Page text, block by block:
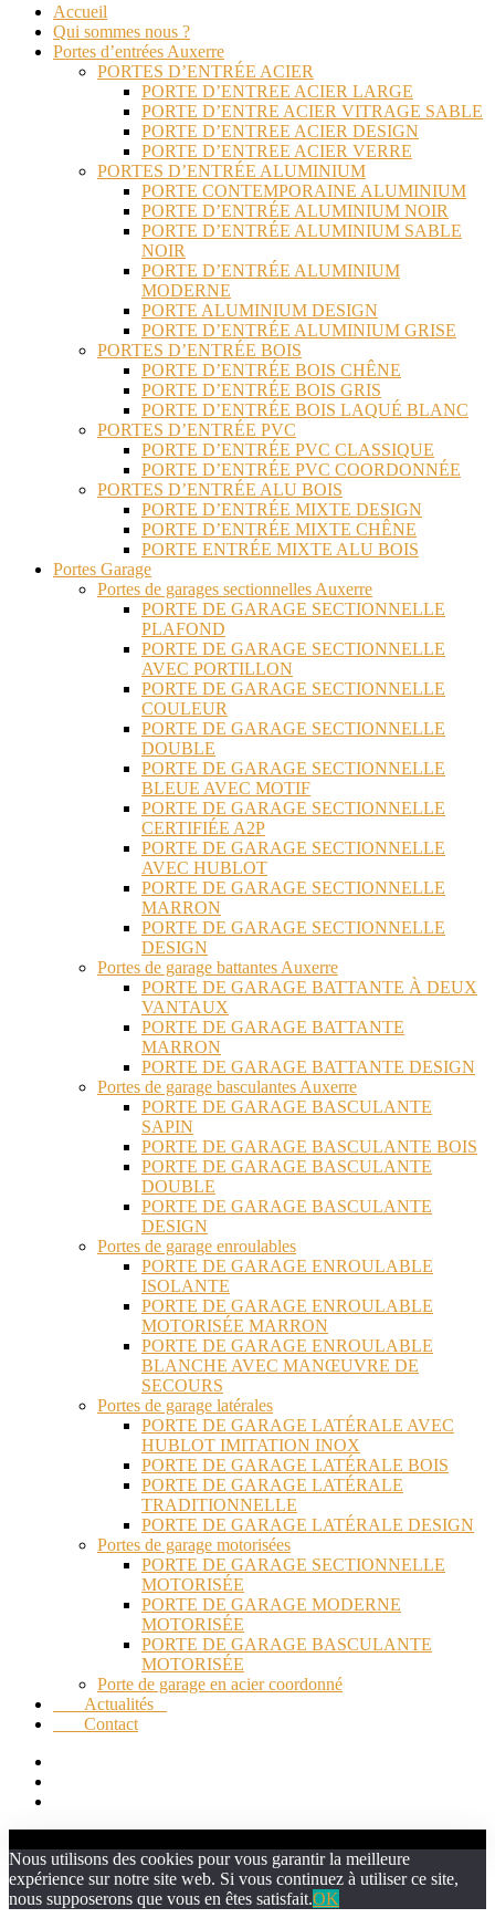
Accueil
Qui sommes nous ?
Portes d’entrées Auxerre
PORTES D’ENTRÉE ACIER
PORTE D’ENTREE ACIER LARGE
PORTE D’ENTRE ACIER VITRAGE SABLE
PORTE D’ENTREE ACIER DESIGN
PORTE D’ENTREE ACIER VERRE
PORTES D’ENTRÉE ALUMINIUM
PORTE CONTEMPORAINE ALUMINIUM
PORTE D’ENTRÉE ALUMINIUM NOIR
PORTE D’ENTRÉE ALUMINIUM SABLE
NOIR
PORTE D’ENTRÉE ALUMINIUM
MODERNE
PORTE ALUMINIUM DESIGN
PORTE D’ENTRÉE ALUMINIUM GRISE
PORTES D’ENTRÉE BOIS
PORTE D’ENTRÉE BOIS CHÊNE
PORTE D’ENTRÉE BOIS GRIS
PORTE D’ENTRÉE BOIS LAQUÉ BLANC
PORTES D’ENTRÉE PVC
PORTE D’ENTRÉE PVC CLASSIQUE
PORTE D’ENTRÉE PVC COORDONNÉE
PORTES D’ENTRÉE ALU BOIS
PORTE D’ENTRÉE MIXTE DESIGN
PORTE D’ENTRÉE MIXTE CHÊNE
PORTE ENTRÉE MIXTE ALU BOIS
Portes Garage
Portes de garages sectionnelles Auxerre
PORTE DE GARAGE SECTIONNELLE
PLAFOND
PORTE DE GARAGE SECTIONNELLE
AVEC PORTILLON
PORTE DE GARAGE SECTIONNELLE
COULEUR
PORTE DE GARAGE SECTIONNELLE
DOUBLE
PORTE DE GARAGE SECTIONNELLE
BLEUE AVEC MOTIF
PORTE DE GARAGE SECTIONNELLE
CERTIFIÉE A2P
PORTE DE GARAGE SECTIONNELLE
AVEC HUBLOT
PORTE DE GARAGE SECTIONNELLE
MARRON
PORTE DE GARAGE SECTIONNELLE
DESIGN
Portes de garage battantes Auxerre
PORTE DE GARAGE BATTANTE À DEUX
VANTAUX
PORTE DE GARAGE BATTANTE
MARRON
PORTE DE GARAGE BATTANTE DESIGN
Portes de garage basculantes Auxerre
PORTE DE GARAGE BASCULANTE
SAPIN
PORTE DE GARAGE BASCULANTE BOIS
PORTE DE GARAGE BASCULANTE
DOUBLE
PORTE DE GARAGE BASCULANTE
DESIGN
Portes de garage enroulables
PORTE DE GARAGE ENROULABLE
ISOLANTE
PORTE DE GARAGE ENROULABLE
MOTORISÉE MARRON
PORTE DE GARAGE ENROULABLE
BLANCHE AVEC MANŒUVRE DE
SECOURS
Portes de garage latérales
PORTE DE GARAGE LATÉRALE AVEC
HUBLOT IMITATION INOX
PORTE DE GARAGE LATÉRALE BOIS
PORTE DE GARAGE LATÉRALE
TRADITIONNELLE
PORTE DE GARAGE LATÉRALE DESIGN
Portes de garage motorisées
PORTE DE GARAGE SECTIONNELLE
MOTORISÉE
PORTE DE GARAGE MODERNE
MOTORISÉE
PORTE DE GARAGE BASCULANTE
MOTORISÉE
Porte de garage en acier coordonné
Actualités
Contact
Nous utilisons des cookies pour vous garantir la meilleure
expérience sur notre site web. Si vous continuez à utiliser ce site,
nous supposerons que vous en êtes satisfait.OK